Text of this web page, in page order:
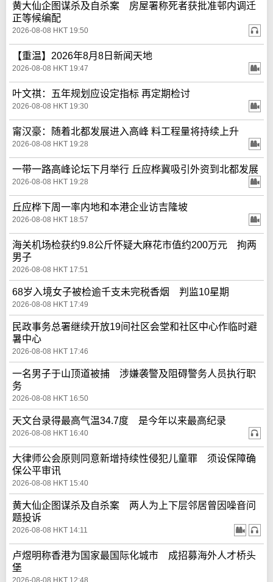
黄大仙企图谋杀及自杀案 房屋署称死者获批准邨内调迁
正等候编配
2026-08-08 HKT 19:50
【重温】2026年8月8日新闻天地
2026-08-08 HKT 19:47
叶文祺：五年规划应设定指标 再定期检讨
2026-08-08 HKT 19:30
甯汉豪：随着北都发展进入高峰 料工程量将持续上升
2026-08-08 HKT 19:28
一带一路高峰论坛下月举行 丘应桦冀吸引外资到北都发展
2026-08-08 HKT 19:28
丘应桦下周一率内地和本港企业访吉隆坡
2026-08-08 HKT 18:57
海关机场检获约9.8公斤怀疑大麻花市值约200万元 拘两
男子
2026-08-08 HKT 17:51
68岁入境女子被检逾千支未完税香烟 判监10星期
2026-08-08 HKT 17:49
民政事务总署继续开放19间社区会堂和社区中心作临时避
暑中心
2026-08-08 HKT 17:46
一名男子于山顶道被捕 涉嫌袭警及阻碍警务人员执行职
务
2026-08-08 HKT 16:50
天文台录得最高气温34.7度 是今年以来最高纪录
2026-08-08 HKT 16:40
大律师公会原则同意新增持续性侵犯儿童罪 须设保障确
保公平审讯
2026-08-08 HKT 15:40
黄大仙企图谋杀及自杀案 两人为上下层邻居曾因噪音问
题投诉
2026-08-08 HKT 14:11
卢煜明称香港为国家最国际化城市 成招募海外人才桥头
堡
2026-08-08 HKT 12:48